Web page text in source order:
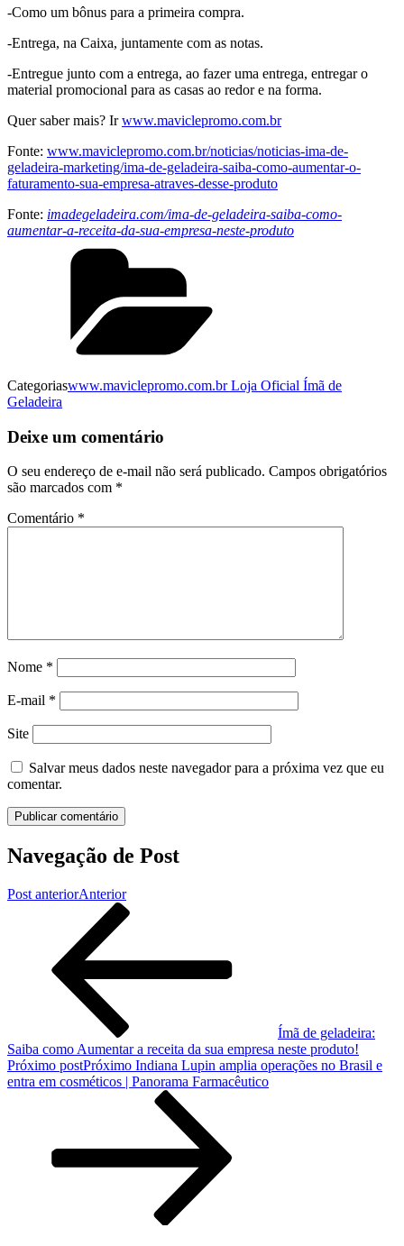
-Como um bônus para a primeira compra.
-Entrega, na Caixa, juntamente com as notas.
-Entregue junto com a entrega, ao fazer uma entrega, entregar o
material promocional para as casas ao redor e na forma.
Quer saber mais? Irwww.maviclepromo.com.br
Fonte: www.maviclepromo.com.br/noticias/noticias-ima-de-
geladeira-marketing/ima-de-geladeira-saiba-como-aumentar-o-
faturamento-sua-empresa-atraves-desse-produto
Fonte: imadegeladeira.com/ima-de-geladeira-saiba-como-
aumentar-a-receita-da-sua-empresa-neste-produto
Categoriaswww.maviclepromo.com.br Loja Oficial Ímã de
Geladeira
Deixe um comentário
O seu endereço de e-mail não será publicado. Campos obrigatórios
são marcados com *
Comentário *
Nome *
E-mail *
Site
Salvar meus dados neste navegador para a próxima vez que eu
comentar.
Navegação de Post
Post anteriorAnterior
Ímã de geladeira:
Saiba como Aumentar a receita da sua empresa neste produto!
Próximo postPróximo Indiana Lupin amplia operações no Brasil e
entra em cosméticos | Panorama Farmacêutico